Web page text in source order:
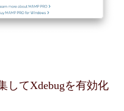
してXdebugを有効化